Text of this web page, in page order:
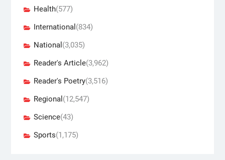
Health(577)
International (834)
National (3,035)
Reader's Article(3,962)
Reader's Poetry(3,516)
Regional (12,547)
Science(43)
Sports(1,175)